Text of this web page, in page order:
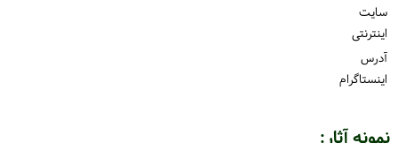
سایت
اینترنتی
آدرس
اینستاگرام